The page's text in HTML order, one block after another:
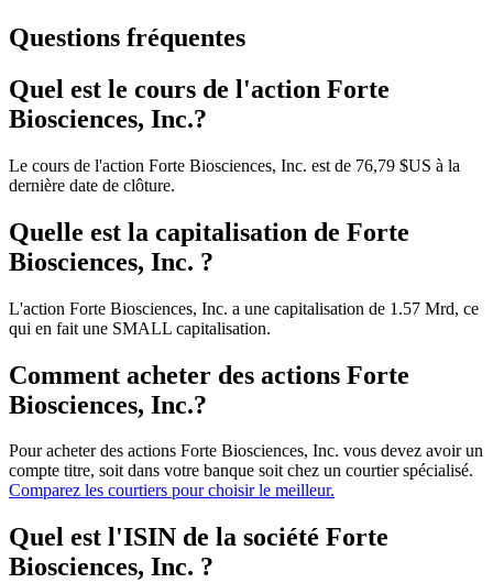
Questions fréquentes
Quel est le cours de l'action Forte
Biosciences, Inc.?
Le cours de l'action Forte Biosciences, Inc. est de 76,79 $US à la
dernière date de clôture.
Quelle est la capitalisation de Forte
Biosciences, Inc. ?
L'action Forte Biosciences, Inc. a une capitalisation de 1.57 Mrd, ce
qui en fait une SMALL capitalisation.
Comment acheter des actions Forte
Biosciences, Inc.?
Pour acheter des actions Forte Biosciences, Inc. vous devez avoir un
compte titre, soit dans votre banque soit chez un courtier spécialisé.
Comparez les courtiers pour choisir le meilleur.
Quel est l'ISIN de la société Forte
Biosciences, Inc. ?